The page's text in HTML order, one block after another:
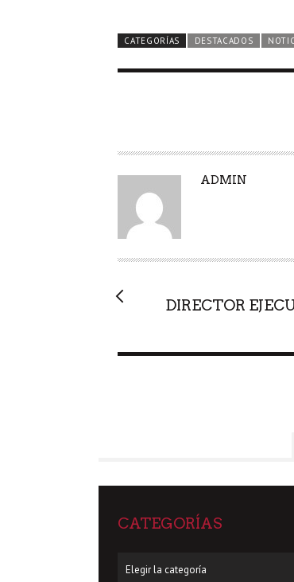
CATEGORÍAS DESTACADOS
A
R
ADMIN
DIRECTOR
CATEGORÍAS